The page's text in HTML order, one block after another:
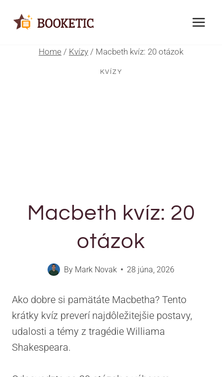
Home / Kvízy / Macbeth kvíz: 20 otázok
KVÍZY
Macbeth kvíz: 20
otázok
By Mark Novak 28 júna, 2026
Ako dobre si pamätáte Macbetha? Tento
krátky kvíz preverí najdôležitejšie postavy,
udalosti a témy z tragédie Williama
Shakespeara.